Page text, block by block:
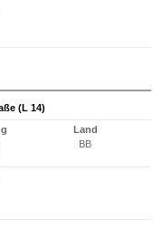
(L 14)
Land
BB